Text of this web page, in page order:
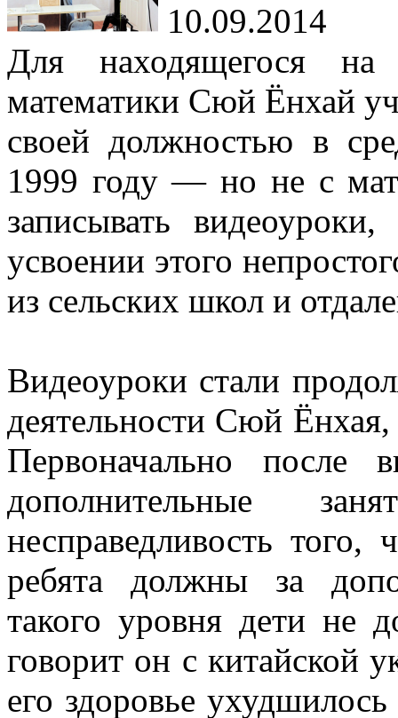
10.09.2014
Для находящегося на
математики Сюй Ёнхай
своей должностью в
1999 году — но не с
записывать
усвоении этого
из сельских школ и
Видеоуроки стали
деятельности Сюй
Первоначально
дополнительные
несправедливость того,
ребята должны за
такого уровня дети не
говорит он с китайской
его здоровье